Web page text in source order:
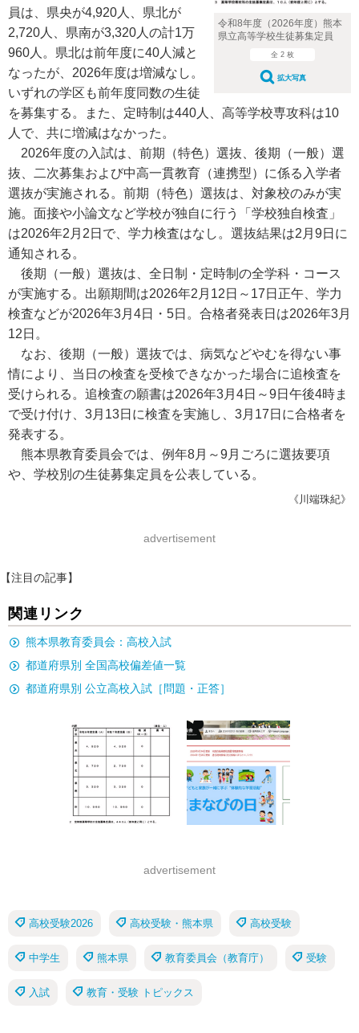
令和8年度（2026年度）熊本
県立高等学校生徒募集定員
全 2 枚
拡大写真
員は、県央が4,920人、県北が
2,720人、県南が3,320人の計1万
960人。県北は前年度に40人減と
なったが、2026年度は増減なし。
いずれの学区も前年度同数の生徒
を募集する。また、定時制は440人、高等学校専攻科は10
人で、共に増減はなかった。
2026年度の入試は、前期（特色）選抜、後期（一般）選
抜、二次募集および中高一貫教育（連携型）に係る入学者
選抜が実施される。前期（特色）選抜は、対象校のみが実
施。面接や小論文など学校が独自に行う「学校独自検査」
は2026年2月2日で、学力検査はなし。選抜結果は2月9日に
通知される。
後期（一般）選抜は、全日制・定時制の全学科・コース
が実施する。出願期間は2026年2月12日～17日正午、学力
検査などが2026年3月4日・5日。合格者発表日は2026年3月
12日。
なお、後期（一般）選抜では、病気などやむを得ない事
情により、当日の検査を受検できなかった場合に追検査を
受けられる。追検査の願書は2026年3月4日～9日午後4時ま
で受け付け、3月13日に検査を実施し、3月17日に合格者を
発表する。
熊本県教育委員会では、例年8月～9月ごろに選抜要項
や、学校別の生徒募集定員を公表している。
《川端珠紀》
advertisement
【注目の記事】
関連リンク
熊本県教育委員会：高校入試
都道府県別 全国高校偏差値一覧
都道府県別 公立高校入試［問題・正答］
advertisement
高校受験2026 高校受験・熊本県 高校受験
中学生 熊本県 教育委員会（教育庁） 受験
入試 教育・受験 トピックス